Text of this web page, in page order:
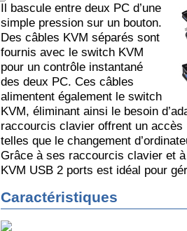
Il bascule entre deux PC d’une
simple pression sur un bouton.
Des câbles KVM séparés sont
fournis avec le switch KVM
pour un contrôle instantané
des deux PC. Ces câbles
alimentent également le switch
KVM, éliminant ainsi le besoin
raccourcis clavier offrent un
telles que le changement
Grâce à ses raccourcis clavier et
KVM USB 2 ports est idéal pour
Caractéristiques